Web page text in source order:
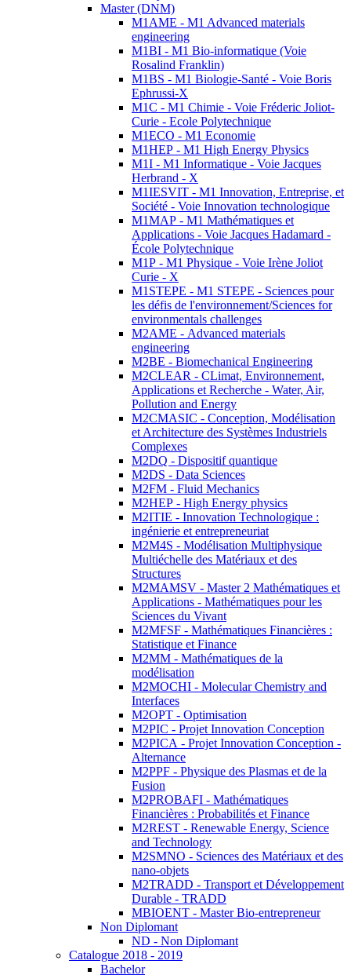
Master (DNM)
M1AME - M1 Advanced materials
engineering
M1BI - M1 Bio-informatique (Voie
Rosalind Franklin)
M1BS - M1 Biologie-Santé - Voie Boris
Ephrussi-X
M1C - M1 Chimie - Voie Fréderic Joliot-
Curie - Ecole Polytechnique
M1ECO - M1 Economie
M1HEP - M1 High Energy Physics
M1I - M1 Informatique - Voie Jacques
Herbrand - X
M1IESVIT - M1 Innovation, Entreprise, et
Société - Voie Innovation technologique
M1MAP - M1 Mathématiques et
Applications - Voie Jacques Hadamard -
École Polytechnique
M1P - M1 Physique - Voie Irène Joliot
Curie - X
M1STEPE - M1 STEPE - Sciences pour
les défis de l'environnement/Sciences for
environmentals challenges
M2AME - Advanced materials
engineering
M2BE - Biomechanical Engineering
M2CLEAR - CLimat, Environnement,
Applications et Recherche - Water, Air,
Pollution and Energy
M2CMASIC - Conception, Modélisation
et Architecture des Systèmes Industriels
Complexes
M2DQ - Dispositif quantique
M2DS - Data Sciences
M2FM - Fluid Mechanics
M2HEP - High Energy physics
M2ITIE - Innovation Technologique :
ingénierie et entrepreneuriat
M2M4S - Modélisation Multiphysique
Multiéchelle des Matériaux et des
Structures
M2MAMSV - Master 2 Mathématiques et
Applications - Mathématiques pour les
Sciences du Vivant
M2MFSF - Mathématiques Financières :
Statistique et Finance
M2MM - Mathématiques de la
modélisation
M2MOCHI - Molecular Chemistry and
Interfaces
M2OPT - Optimisation
M2PIC - Projet Innovation Conception
M2PICA - Projet Innovation Conception -
Alternance
M2PPF - Physique des Plasmas et de la
Fusion
M2PROBAFI - Mathématiques
Financières : Probabilités et Finance
M2REST - Renewable Energy, Science
and Technology
M2SMNO - Sciences des Matériaux et des
nano-objets
M2TRADD - Transport et Développement
Durable - TRADD
MBIOENT - Master Bio-entrepreneur
Non Diplomant
ND - Non Diplomant
Catalogue 2018 - 2019
Bachelor